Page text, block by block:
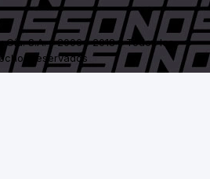
S.A. - 2006 / 2018 - Todos los
reservados